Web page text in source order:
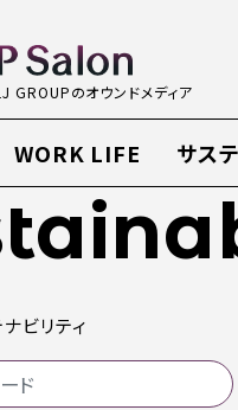
GROUPのオウンドメディア
WORK LIFE サス
ビリティ